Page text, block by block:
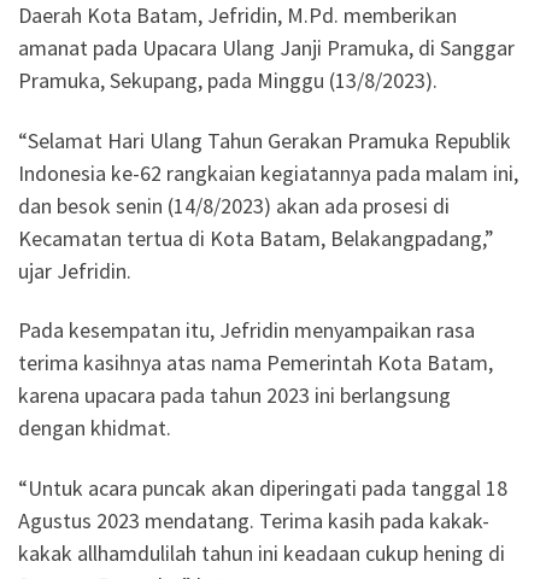
Daerah Kota Batam, Jefridin, M.Pd. memberikan
amanat pada Upacara Ulang Janji Pramuka, di Sanggar
Pramuka, Sekupang, pada Minggu (13/8/2023).
“Selamat Hari Ulang Tahun Gerakan Pramuka Republik
Indonesia ke-62 rangkaian kegiatannya pada malam ini,
dan besok senin (14/8/2023) akan ada prosesi di
Kecamatan tertua di Kota Batam, Belakangpadang,”
ujar Jefridin.
Pada kesempatan itu, Jefridin menyampaikan rasa
terima kasihnya atas nama Pemerintah Kota Batam,
karena upacara pada tahun 2023 ini berlangsung
dengan khidmat.
“Untuk acara puncak akan diperingati pada tanggal 18
Agustus 2023 mendatang. Terima kasih pada kakak-
kakak allhamdulilah tahun ini keadaan cukup hening di